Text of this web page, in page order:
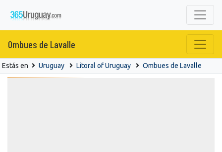
Ombues de Lavalle
Estás en Uruguay Litoral of Uruguay Ombues de Lavalle